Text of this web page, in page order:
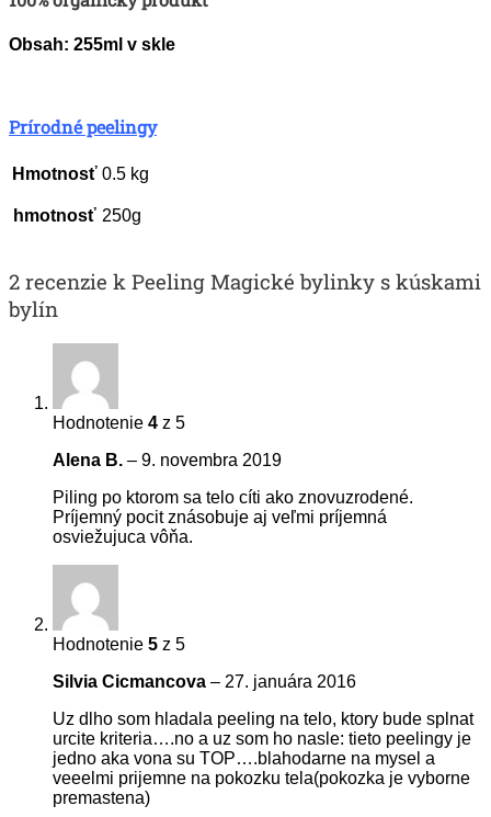
Obsah: 255ml v skle
Prírodné peelingy
Hmotnosť 0.5 kg
hmotnosť 250g
2 recenzie k Peeling Magické bylinky s kúskami
bylín
Hodnotenie 4 z 5
Alena B. – 9. novembra 2019
Piling po ktorom sa telo cíti ako znovuzrodené.
Príjemný pocit znásobuje aj veľmi príjemná
osviežujuca vôňa.
Hodnotenie 5 z 5
Silvia Cicmancova – 27. januára 2016
Uz dlho som hladala peeling na telo, ktory bude splnat
urcite kriteria….no a uz som ho nasle: tieto peelingy je
jedno aka vona su TOP….blahodarne na mysel a
veeelmi prijemne na pokozku tela(pokozka je vyborne
premastena)